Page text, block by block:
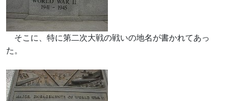
そこに、特に第二次大戦の戦いの地名が書かれてあっ
た。